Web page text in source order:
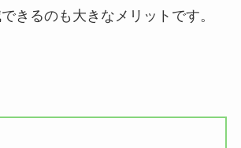
きるのも大きなメリットです。